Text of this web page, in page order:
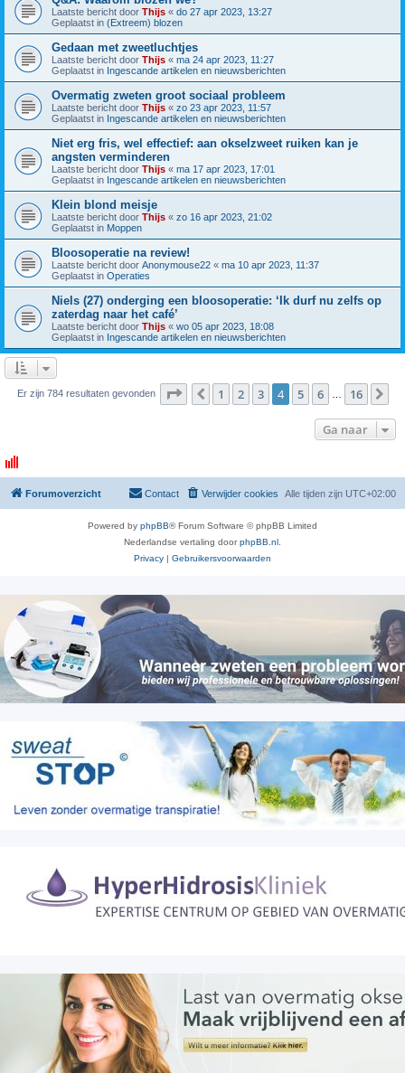
Laatste bericht door Thijs « do 27 apr 2023, 13:27
Geplaatst in (Extreem) blozen
Gedaan met zweetluchtjes
Laatste bericht door Thijs « ma 24 apr 2023, 11:27
Geplaatst in Ingescande artikelen en nieuwsberichten
Overmatig zweten groot sociaal probleem
Laatste bericht door Thijs « zo 23 apr 2023, 11:57
Geplaatst in Ingescande artikelen en nieuwsberichten
Niet erg fris, wel effectief: aan okselzweet ruiken kan je
angsten verminderen
Laatste bericht door Thijs « ma 17 apr 2023, 17:01
Geplaatst in Ingescande artikelen en nieuwsberichten
Klein blond meisje
Laatste bericht door Thijs « zo 16 apr 2023, 21:02
Geplaatst in Moppen
Bloosoperatie na review!
Laatste bericht door Anonymouse22 « ma 10 apr 2023, 11:37
Geplaatst in Operaties
Niels (27) onderging een bloosoperatie: ‘Ik durf nu zelfs op
zaterdag naar het café’
Laatste bericht door Thijs « wo 05 apr 2023, 18:08
Geplaatst in Ingescande artikelen en nieuwsberichten
Er zijn 784 resultaten gevonden Pagina van 16
Vorige
1 2 3 4 5 6 16
Ga naar
Forumoverzicht Alle tijden zijn UTC+02:00
Verwijder cookies
Contact
Powered by phpBB® Forum Software © phpBB Limited
Nederlandse vertaling doorphpBB.nl
Privacy | Gebruikersvoorwaarden